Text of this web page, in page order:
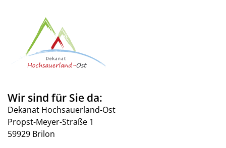
Wir sind für Sie da:
Dekanat Hochsauerland-Ost
Propst-Meyer-Straße 1
59929 Brilon